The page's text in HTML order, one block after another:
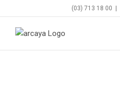
to
content
(03) 713 18 00